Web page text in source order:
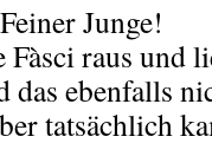
Junge!
raus und
das ebenfalls
tatsächlich